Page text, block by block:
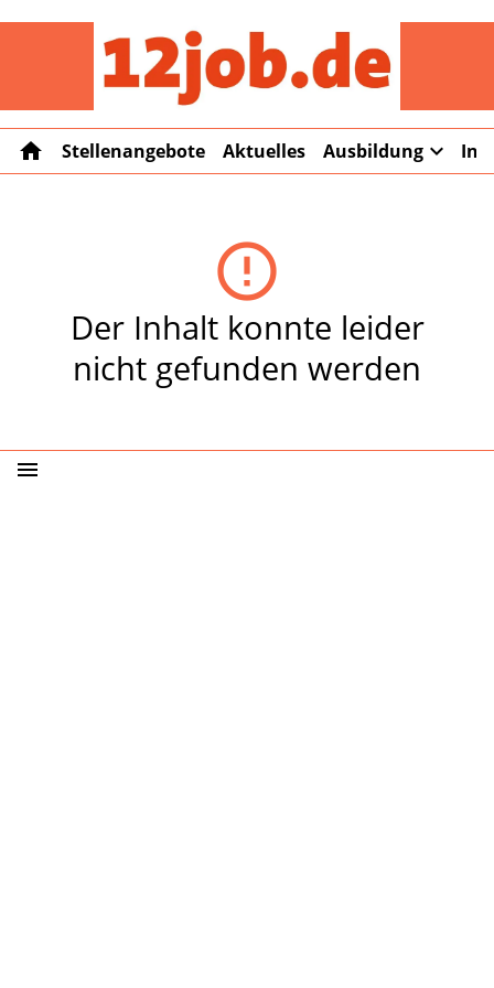
home Stellenangebote Aktuelles Ausbildung expand_more
error_outline
Der Inhalt konnte leider
nicht gefunden werden
menu